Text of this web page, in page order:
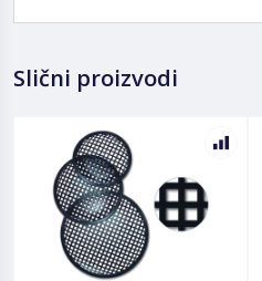
Slični proizvodi